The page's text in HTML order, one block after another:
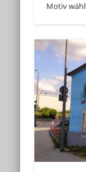
Motiv